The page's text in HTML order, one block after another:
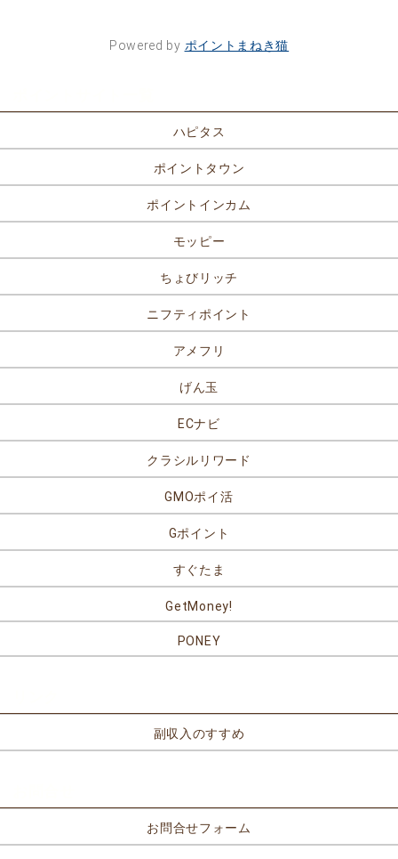
Powered by ポイントまねき猫
ハピタス
ポイントタウン
ポイントインカム
モッピー
ちょびリッチ
ニフティポイント
アメフリ
げん玉
ECナビ
クラシルリワード
GMOポイ活
Gポイント
すぐたま
GetMoney!
PONEY
副収入のすすめ
お問合せフォーム